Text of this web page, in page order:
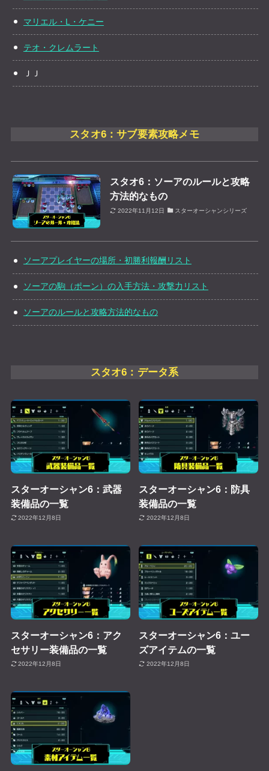
マリエル・L・ケニー
テオ・クレムラート
ＪＪ
スタオ6：サブ要素攻略メモ
スタオ6：ソーアのルールと攻略
方法的なもの
2022年11月12日 スターオーシャンシリーズ
ソーアプレイヤーの場所・初勝利報酬リスト
ソーアの駒（ポーン）の入手方法・攻撃力リスト
ソーアのルールと攻略方法的なもの
スタオ6：データ系
スターオーシャン6：武器
装備品の一覧
2022年12月8日
スターオーシャン6：防具
装備品の一覧
2022年12月8日
スターオーシャン6：アク
セサリー装備品の一覧
2022年12月8日
スターオーシャン6：ユー
ズアイテムの一覧
2022年12月8日